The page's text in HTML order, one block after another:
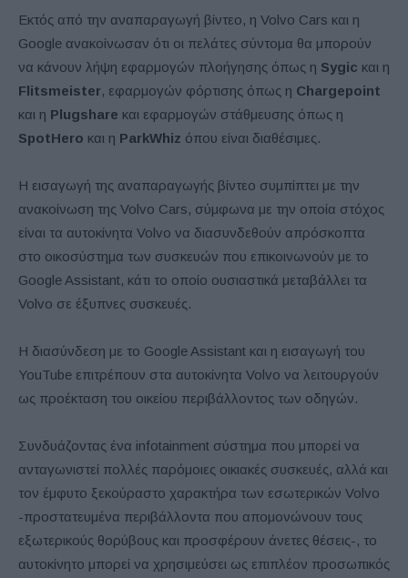
Εκτός από την αναπαραγωγή βίντεο, η Volvo Cars και η
Google ανακοίνωσαν ότι οι πελάτες σύντομα θα μπορούν
να κάνουν λήψη εφαρμογών πλοήγησης όπως η Sygic και η
Flitsmeister, εφαρμογών φόρτισης όπως η Chargepoint
και η Plugshare και εφαρμογών στάθμευσης όπως η
SpotHero και η ParkWhiz όπου είναι διαθέσιμες.
Η εισαγωγή της αναπαραγωγής βίντεο συμπίπτει με την
ανακοίνωση της Volvo Cars, σύμφωνα με την οποία στόχος
είναι τα αυτοκίνητα Volvo να διασυνδεθούν απρόσκοπτα
στο οικοσύστημα των συσκευών που επικοινωνούν με το
Google Assistant, κάτι το οποίο ουσιαστικά μεταβάλλει τα
Volvo σε έξυπνες συσκευές.
Η διασύνδεση με το Google Assistant και η εισαγωγή του
YouTube επιτρέπουν στα αυτοκίνητα Volvo να λειτουργούν
ως προέκταση του οικείου περιβάλλοντος των οδηγών.
Συνδυάζοντας ένα infotainment σύστημα που μπορεί να
ανταγωνιστεί πολλές παρόμοιες οικιακές συσκευές, αλλά και
τον έμφυτο ξεκούραστο χαρακτήρα των εσωτερικών Volvo
-προστατευμένα περιβάλλοντα που απομονώνουν τους
εξωτερικούς θορύβους και προσφέρουν άνετες θέσεις-, το
αυτοκίνητο μπορεί να χρησιμεύσει ως επιπλέον προσωπικός